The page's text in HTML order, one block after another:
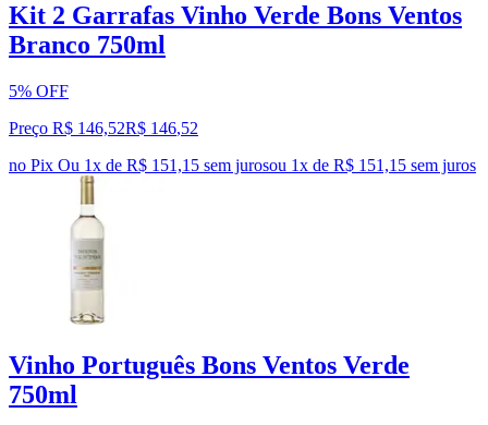
Kit 2 Garrafas Vinho Verde Bons Ventos
Branco 750ml
5% OFF
Preço R$ 146,52R$ 146,52
no Pix Ou 1x de R$ 151,15 sem jurosou 1x de R$ 151,15 sem juros
Vinho Português Bons Ventos Verde
750ml